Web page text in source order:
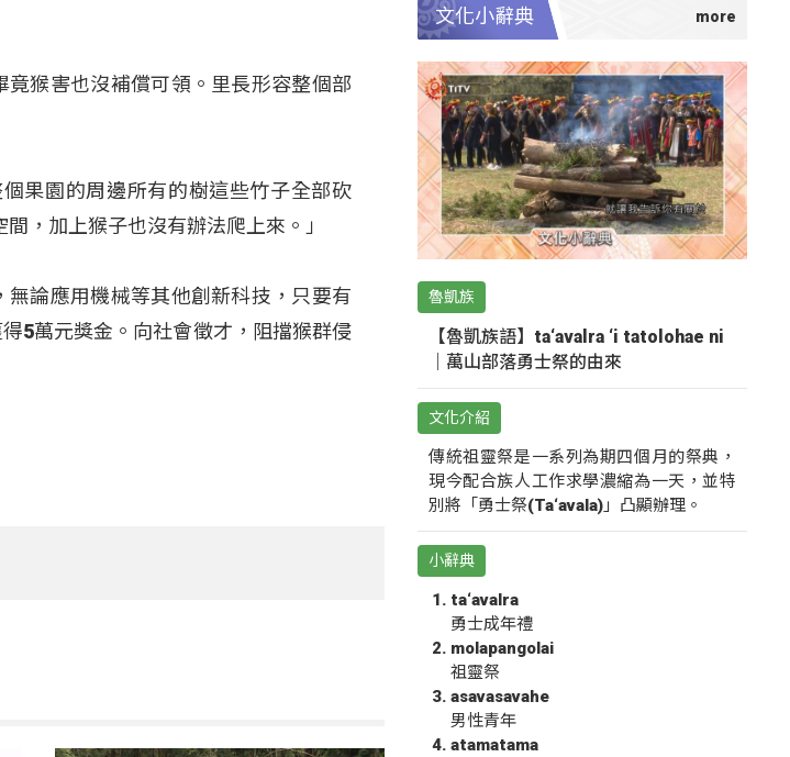
猴害也沒補償可領。里長形容整個部
果園的周邊所有的樹這些竹子全部砍
，加上猴子也沒有辦法爬上來。」
論應用機械等其他創新科技，只要有
5萬元獎金。向社會徵才，阻擋猴群侵
文化小辭典
魯凱族
【魯凱族語】ta‘avalra ‘i tatolohae ni
｜萬山部落勇士祭的由來
文化介紹
傳統祖靈祭是一系列為期四個月的祭典，
現今配合族人工作求學濃縮為一天，並特
別將「勇士祭(Ta‘avala)」凸顯辦理。
小辭典
ta‘avalra
勇士成年禮
molapangolai
祖靈祭
asavasavahe
男性青年
atamatama